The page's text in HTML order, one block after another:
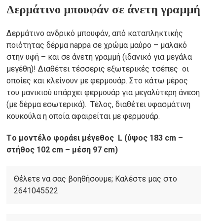
was:
245,00€.
τρέχουσα
τιμή
είναι:
185,00€.
Δερμάτινο μπουφάν σε άνετη γραμμή
Δερμάτινο ανδρικό μπουφάν, από καταπληκτικής
ποιότητας δέρμα nappa σε χρώμα μαύρο – μαλακό
στην υφή – και σε άνετη γραμμή (ιδανικό για μεγάλα
μεγέθη)! Διαθέτει τέσσερις εξωτερικές τσέπες οι
οποίες και κλείνουν με φερμουάρ. Στο κάτω μέρος
του μανικιού υπάρχει φερμουάρ για μεγαλύτερη άνεση
(με δέρμα εσωτερικά). Τέλος, διαθέτει υφασμάτινη
κουκούλα η οποία αφαιρείται με φερμουάρ.
Tο μοντέλο φοράει μέγεθος L (ύψος 183 cm –
στήθος 102 cm – μέση 97 cm)
Θέλετε να σας βοηθήσουμε; Καλέστε μας στο
2641045522